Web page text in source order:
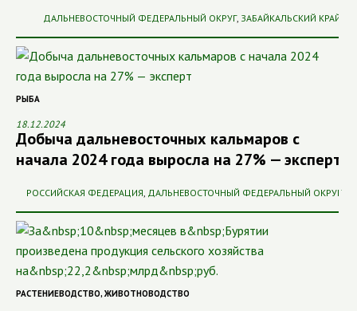
ДАЛЬНЕВОСТОЧНЫЙ ФЕДЕРАЛЬНЫЙ ОКРУГ, ЗАБАЙКАЛЬСКИЙ КРАЙ
РЫБА
18.12.2024
Добыча дальневосточных кальмаров с
начала 2024 года выросла на 27% — эксперт
РОССИЙСКАЯ ФЕДЕРАЦИЯ ДАЛЬНЕВОСТОЧНЫЙ ФЕДЕРАЛЬНЫЙ ОКРУГ
РАСТЕНИЕВОДСТВО, ЖИВОТНОВОДСТВО